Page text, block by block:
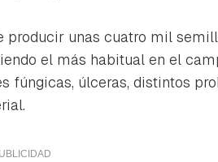
unas cuatro mil
el más habitual en el
fúngicas, úlceras, distintos